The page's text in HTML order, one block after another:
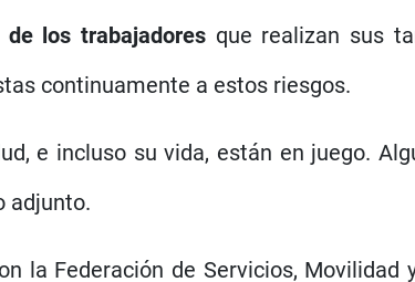
los trabajadores que realizan sus
continuamente a estos riesgos.
e incluso su vida, están en juego.
adjunto.
Federación de Servicios, Movilidad